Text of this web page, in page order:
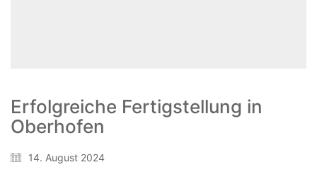
Erfolgreiche Fertigstellung in
Oberhofen
14. August 2024